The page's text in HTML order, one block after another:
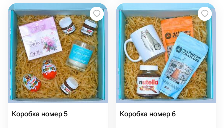
Коробка номер 5 Коробка номер 6